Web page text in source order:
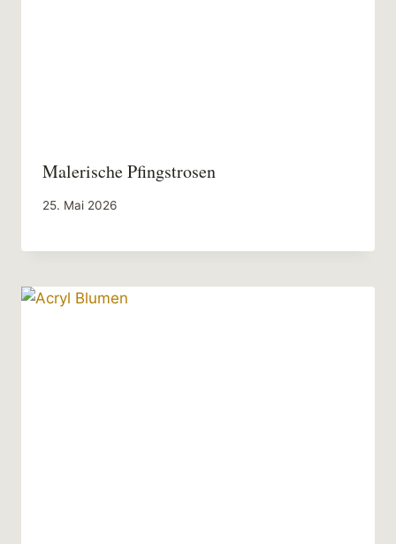
Malerische Pfingstrosen
25. Mai 2026